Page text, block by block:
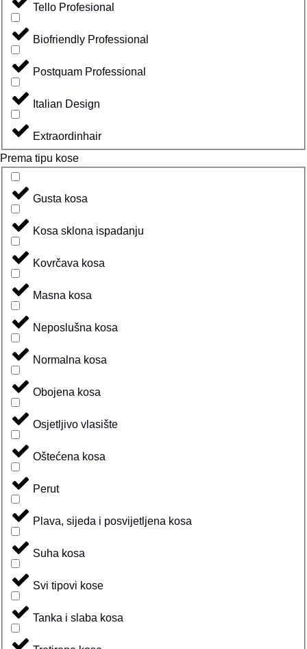
Tello Profesional
Biofriendly Professional
Postquam Professional
Italian Design
Extraordinhair
Prema tipu kose
Gusta kosa
Kosa sklona ispadanju
Kovrčava kosa
Masna kosa
Neposlušna kosa
Normalna kosa
Obojena kosa
Osjetljivo vlasište
Oštećena kosa
Perut
Plava, sijeda i posvijetljena kosa
Suha kosa
Svi tipovi kose
Tanka i slaba kosa